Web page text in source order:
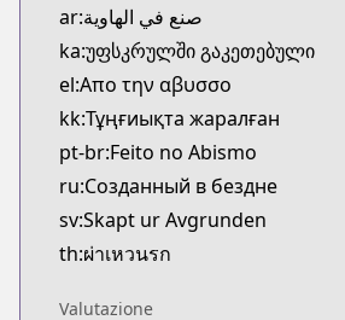
MangaUpdates
MangaUpdates
https://
Book☆Walker
Book☆Walker
https://bookwalker.jp/series/
Official English
Official English
https://
ar:صنع في الهاوية
ka:უფსკრულში გაკეთებული
el:Απο την αβυσσο
kk:Тұңғиықта жаралған
pt-br:Feito no Abismo
ru:Созданный в бездне
sv:Skapt ur Avgrunden
th:ผ่าเหวนรก
Valutazione